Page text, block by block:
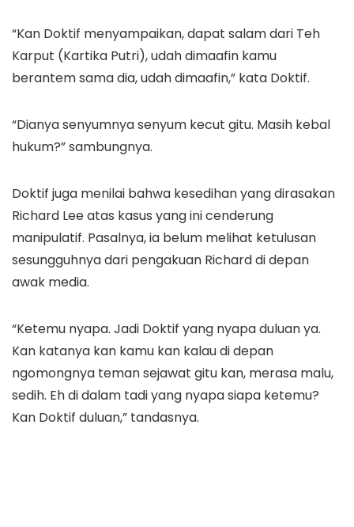
“Kan Doktif menyampaikan, dapat salam dari Teh
Karput (Kartika Putri), udah dimaafin kamu
berantem sama dia, udah dimaafin,” kata Doktif.
“Dianya senyumnya senyum kecut gitu. Masih kebal
hukum?” sambungnya.
Doktif juga menilai bahwa kesedihan yang dirasakan
Richard Lee atas kasus yang ini cenderung
manipulatif. Pasalnya, ia belum melihat ketulusan
sesungguhnya dari pengakuan Richard di depan
awak media.
“Ketemu nyapa. Jadi Doktif yang nyapa duluan ya.
Kan katanya kan kamu kan kalau di depan
ngomongnya teman sejawat gitu kan, merasa malu,
sedih. Eh di dalam tadi yang nyapa siapa ketemu?
Kan Doktif duluan,” tandasnya.